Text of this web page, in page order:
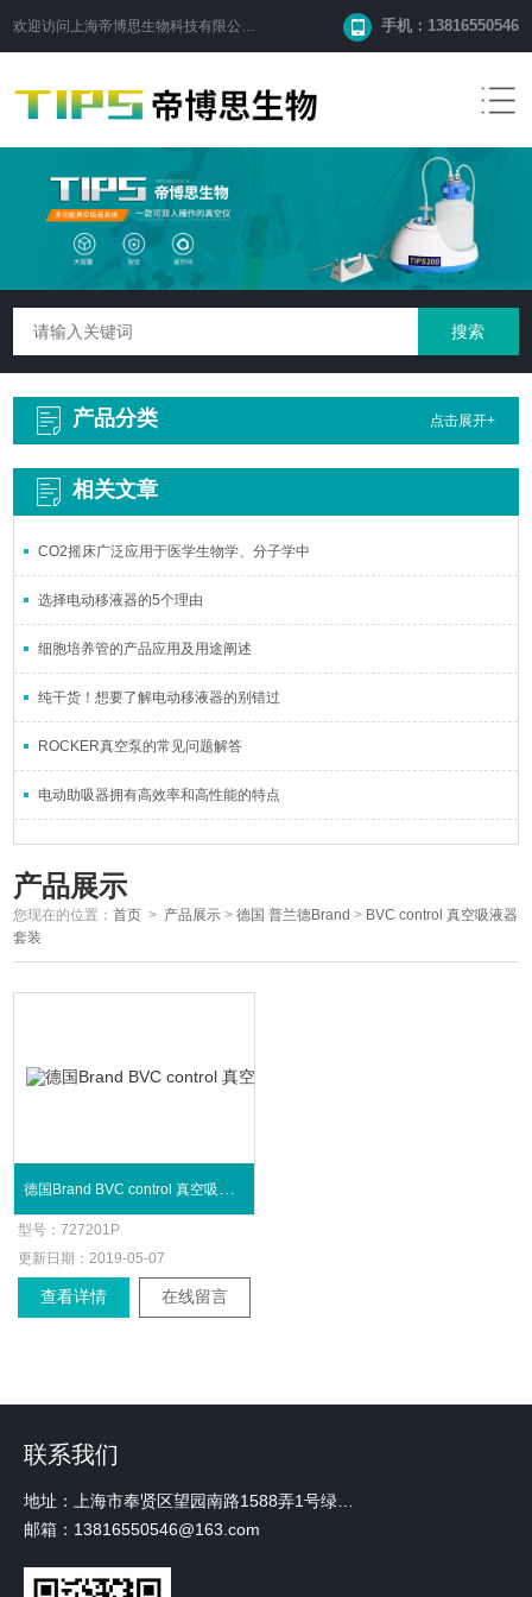
欢迎访问 上海帝博思生物科技有限公司 手机：13816550546
产品分类 点击展开+
相关文章
CO2摇床广泛应用于医学生物学、分子学中
选择电动移液器的5个理由
细胞培养管的产品应用及用途阐述
纯干货！想要了解电动移液器的别错过
ROCKER真空泵的常见问题解答
电动助吸器拥有高效率和高性能的特点
产品展示
您现在的位置：首页 > 产品展示 >德国 普兰德Brand > BVC control 真空吸液器
套装
型号：727201P
更新日期： 2019-05-07
查看详情 在线留言
联系我们
邮箱：13816550546@163.com